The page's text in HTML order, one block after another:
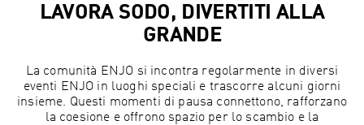
LAVORA SODO, DIVERTITI ALLA
GRANDE
La comunità ENJO si incontra regolarmente in diversi
eventi ENJO in luoghi speciali e trascorre alcuni giorni
insieme. Questi momenti di pausa connettono, rafforzano
la coesione e offrono spazio per lo scambio e la